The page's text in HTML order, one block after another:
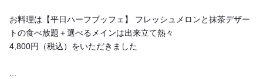
お料理は【平日ハーフブッフェ】 フレッシュメロンと抹茶デザー
トの食べ放題＋選べるメインは出来立て熱々
4,800円（税込）をいただきました